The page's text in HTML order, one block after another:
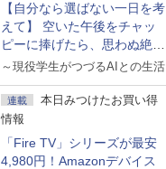
【自分なら選ばない一日を考
えて】 空いた午後をチャッ
ピーに捧げたら、思わぬ絶景
に出会った話
～現役学生がつづるAIとの生活
連載
本日みつけたお買い得
情報
「Fire TV」シリーズが最安
4,980円！Amazonデバイス